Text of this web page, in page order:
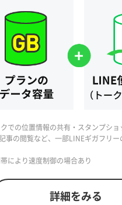
での位置情報の共有・スタンプショ
事の閲覧など、一部LINEギガフリー
により速度制御の場合あり
詳細をみる